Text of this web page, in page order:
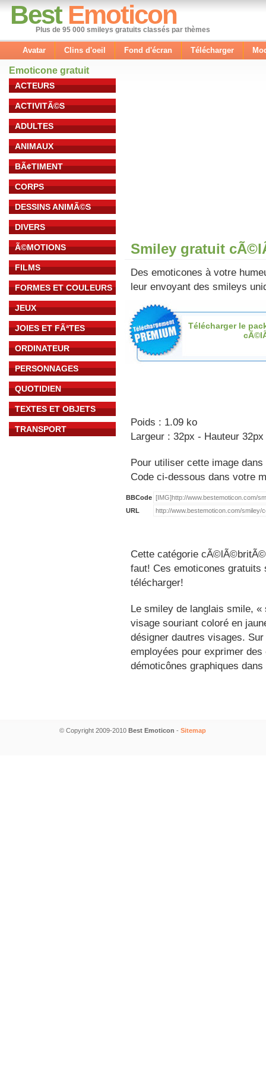
Best Emoticon
Plus de 95 000 smileys gratuits classés par thèmes
Avatar Clins d'oeil Fond d'écran Télécharger
Emoticone gratuit
ACTEURS
ACTIVITÃ©S
ADULTES
ANIMAUX
BÃ¢TIMENT
CORPS
DESSINS ANIMÃ©S
DIVERS
Ã©MOTIONS
FILMS
FORMES ET COULEURS
JEUX
JOIES ET FÃªTES
ORDINATEUR
PERSONNAGES
QUOTIDIEN
TEXTES ET OBJETS
TRANSPORT
Smiley gratuit
Des emoticones à votre
leur envoyant des smileys
Télécharger le
Poids : 1.09 ko
Largeur : 32px - Hauteur 32px
Pour utiliser cette image
Code ci-dessous dans votre
BBCode
URL
Cette catégorie
faut! Ces emoticones
télécharger!
Le smiley de langlais smile,
visage souriant coloré en
désigner dautres visages.
employées pour exprimer
démoticônes graphiques
© Copyright 2009-2010 Best Emoticon - Sitemap